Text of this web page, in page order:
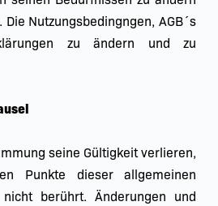
Nutzungsbedingngen, AGB´s
zu ändern und zu
seine Gültigkeit verlieren,
Punkte dieser allgemeinen
nicht berührt. Änderungen und